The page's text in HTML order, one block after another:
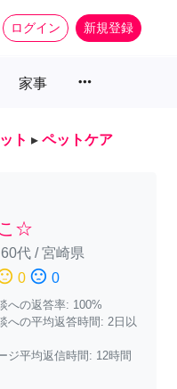
ログイン 新規登録
家事 more_horiz
ト ▸ ペットケア
☆
60代/宮崎県
0 sentiment_dissatisfied 0
への返答率: 100%
への平均返答時間: 2日以
ジ平均返信時間: 12時間